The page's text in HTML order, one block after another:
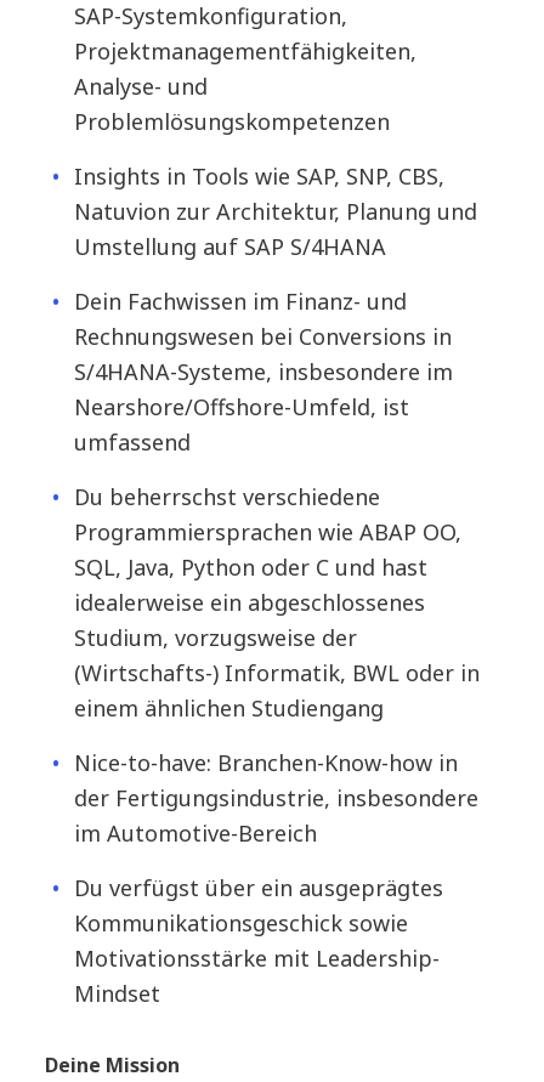
SAP-Systemkonfiguration,
Projektmanagementfähigkeiten,
Analyse- und
Problemlösungskompetenzen
Insights in Tools wie SAP, SNP, CBS,
Natuvion zur Architektur, Planung und
Umstellung auf SAP S/4HANA
Dein Fachwissen im Finanz- und
Rechnungswesen bei Conversions in
S/4HANA-Systeme, insbesondere im
Nearshore/Offshore-Umfeld, ist
umfassend
Du beherrschst verschiedene
Programmiersprachen wie ABAP OO,
SQL, Java, Python oder C und hast
idealerweise ein abgeschlossenes
Studium, vorzugsweise der
(Wirtschafts-) Informatik, BWL oder in
einem ähnlichen Studiengang
Nice-to-have: Branchen-Know-how in
der Fertigungsindustrie, insbesondere
im Automotive-Bereich
Du verfügst über ein ausgeprägtes
Kommunikationsgeschick sowie
Motivationsstärke mit Leadership-
Mindset
Deine Mission